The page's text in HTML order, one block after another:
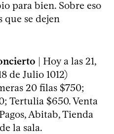
para bien. Sobre eso
que se dejen
| Hoy a las 21,
de Julio 1012)
20 filas $750;
Tertulia $650. Venta
Abitab, Tienda
la sala.